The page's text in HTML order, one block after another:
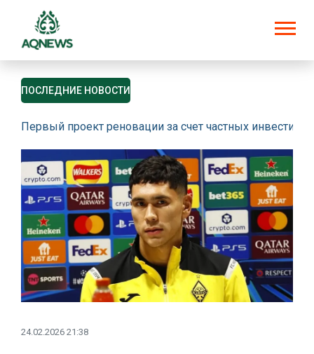
ПОСЛЕДНИЕ НОВОСТИ
Первый проект реновации за счет частных
24.02.2026 21:38